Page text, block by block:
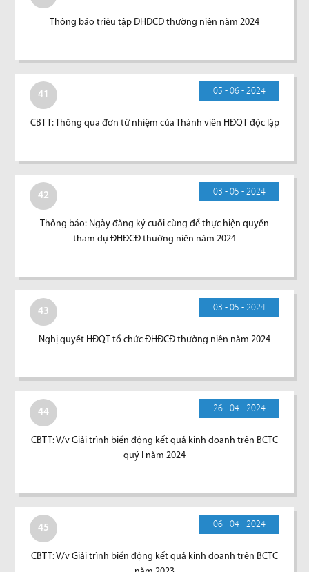
Thông báo triệu tập ĐHĐCĐ thường niên năm 2024
41 05 - 06 - 2024
CBTT: Thông qua đơn từ nhiệm của Thành viên HĐQT độc lập
42 03 - 05 - 2024
Thông báo: Ngày đăng ký cuối cùng để thực hiện quyền
tham dự ĐHĐCĐ thường niên năm 2024
43 03 - 05 - 2024
Nghị quyết HĐQT tổ chức ĐHĐCĐ thường niên năm 2024
44 26 - 04 - 2024
CBTT: V/v Giải trình biến động kết quả kinh doanh trên BCTC
quý I năm 2024
45 06 - 04 - 2024
CBTT: V/v Giải trình biến động kết quả kinh doanh trên BCTC